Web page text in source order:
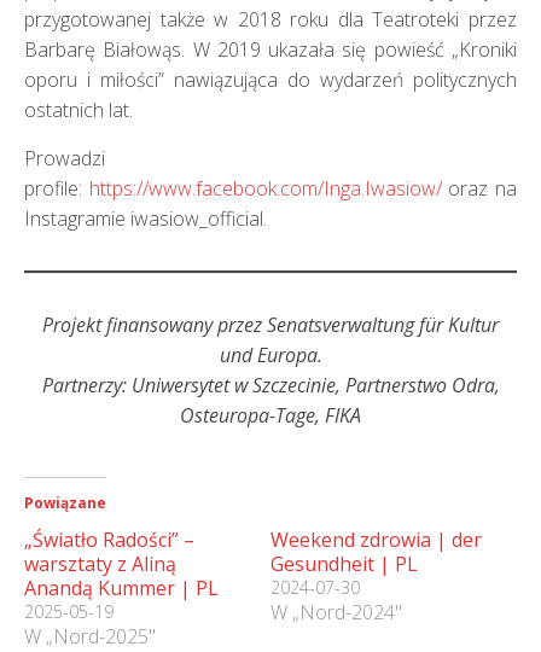
przygotowanej także w 2018 roku dla Teatroteki przez
Barbarę Białowąs. W 2019 ukazała się powieść „Kroniki
oporu i miłości” nawiązująca do wydarzeń politycznych
ostatnich lat.
Prowadzi
profile: https://www.facebook.com/Inga.Iwasiow/oraz na
Instagramie iwasiow_official.
Projekt finansowany przez Senatsverwaltung für Kultur
und Europa.
Partnerzy: Uniwersytet w Szczecinie, Partnerstwo Odra,
Osteuropa-Tage, FIKA
Powiązane
„Światło Radości” –
warsztaty z Aliną
Anandą Kummer | PL
2025-05-19
W „Nord-2025"
Weekend zdrowia | der
Gesundheit | PL
2024-07-30
W „Nord-2024"